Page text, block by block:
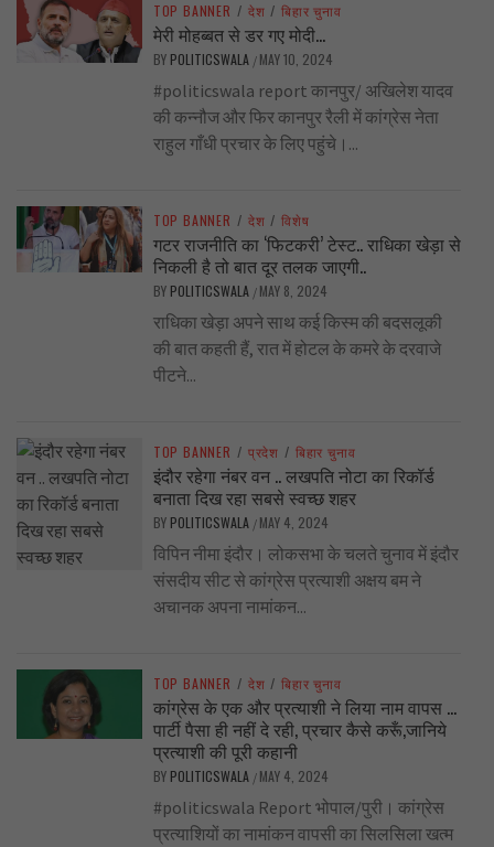
TOP BANNER / देश / बिहार चुनाव
मेरी मोहब्बत से डर गए मोदी…
BY POLITICSWALA / MAY 10, 2024
#politicswala report कानपुर/ अखिलेश यादव
की कन्नौज और फिर कानपुर रैली में कांग्रेस नेता
राहुल गाँधी प्रचार के लिए पहुंचे।...
TOP BANNER / देश / विशेष
गटर राजनीति का ‘फिटकरी’ टेस्ट.. राधिका खेड़ा से
निकली है तो बात दूर तलक जाएगी..
BY POLITICSWALA / MAY 8, 2024
राधिका खेड़ा अपने साथ कई किस्म की बदसलूकी
की बात कहती हैं, रात में होटल के कमरे के दरवाजे
पीटने...
TOP BANNER / प्रदेश / बिहार चुनाव
इंदौर रहेगा नंबर वन .. लखपति नोटा का रिकॉर्ड
बनाता दिख रहा सबसे स्वच्छ शहर
BY POLITICSWALA / MAY 4, 2024
विपिन नीमा इंदौर। लोकसभा के चलते चुनाव में इंदौर
संसदीय सीट से कांग्रेस प्रत्याशी अक्षय बम ने
अचानक अपना नामांकन...
TOP BANNER / देश / बिहार चुनाव
कांग्रेस के एक और प्रत्याशी ने लिया नाम वापस …
पार्टी पैसा ही नहीं दे रही, प्रचार कैसे करूँ,जानिये
प्रत्याशी की पूरी कहानी
BY POLITICSWALA / MAY 4, 2024
#politicswala Report भोपाल/पुरी। कांग्रेस
प्रत्याशियों का नामांकन वापसी का सिलसिला खत्म